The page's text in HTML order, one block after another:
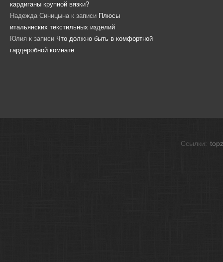
кардиганы крупной вязки?
Надежда Синицына к записи Плюсы
итальянских текстильных изделий
Юлия к записи Что должно быть в комфортной
гардеробной комнате
Ссылки: